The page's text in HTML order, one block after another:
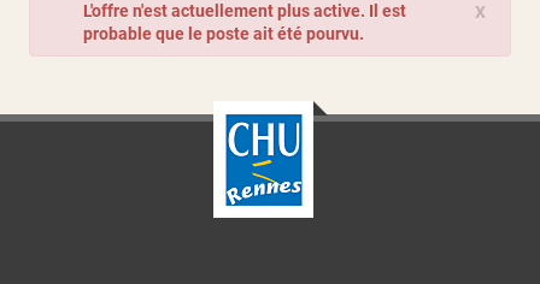
X
L'offre n'est actuellement plus active. Il est
probable que le poste ait été pourvu.